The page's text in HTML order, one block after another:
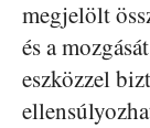
megjelölt
és a
eszközzel